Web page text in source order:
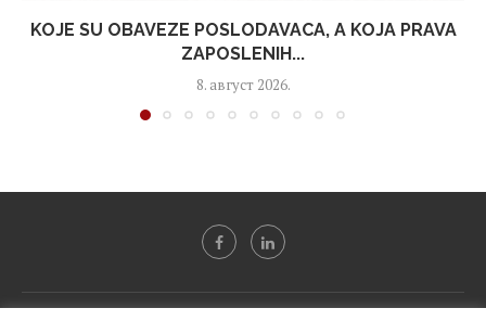
KOJE SU OBAVEZE POSLODAVACA, A KOJA PRAVA
ZAPOSLENIH...
8. август 2026.